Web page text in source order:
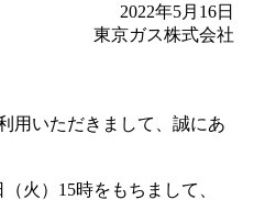
2022年5月16日
東京ガス株式会社
用いただきまして、誠にあ
火）15時をもちまして、